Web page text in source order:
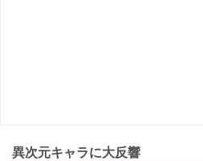
異次元キャラに大反響